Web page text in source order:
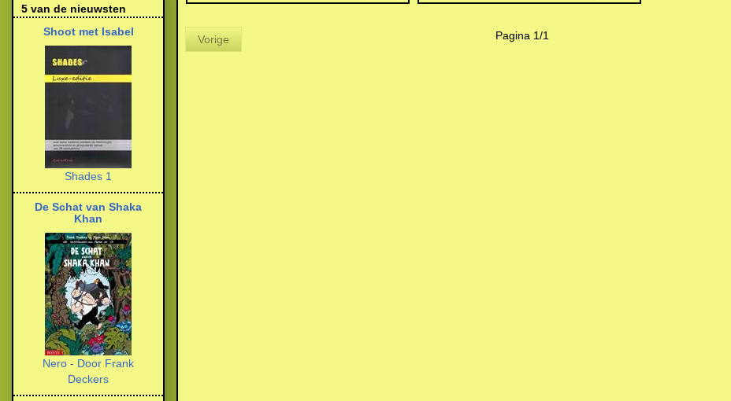
Vorige Pagina 1/1
5 van de nieuwsten
Shoot met Isabel
Shades 1
De Schat van Shaka
Khan
Nero - Door Frank
Deckers